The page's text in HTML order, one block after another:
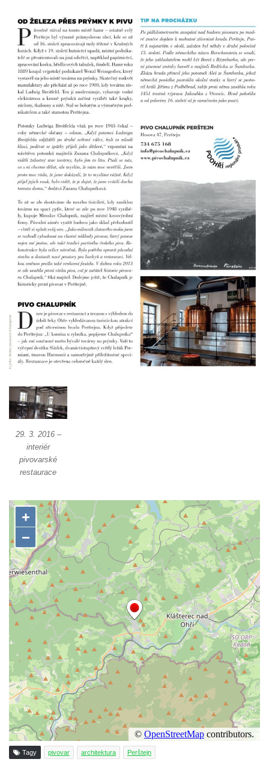
Dům čp. 167 v ulici Pod Hradem ve Sloupu
v Čechách
Dům čp. 149 v Alšově ulici v Novém Boru
Dům čp. 172 v Palackého ulici v Novém
Boru
Dům čp. 170 na Palackého náměstí v
Novém Boru
Dům čp. 183 na Palackého náměstí v
Novém Boru
Dům čp. 184 na Palackého náměstí v
Novém Boru
Dům čp. 215 v ulici Bratří Čapků v Novém
Boru
Dům čp. 211 v Tkalcovské ulici v Novém
Boru
Dům čp. 206 v Tkalcovské ulici v Novém
Dům čp. 139 ve Špálově ulici v Novém Boru
Dům čp. 132 ve Sloupské ulici v Novém
Boru
Dům čp. 129 ve Sloupské ulici v Novém
Dům čp. 109 v Kalinově ulici v Novém Boru
Dům čp. 107 v Kalinově ulici v Novém Boru
Dům čp. 46 v ulici T. G. Masaryka v Novém
Dům čp. 106 v Kalinově ulici v Novém Boru
Kittelův dům čp. 101 v Novém Boru
Hornický dům Sokolov
Dům kultury Ostrov
Venkovské usedlosti Nový Drahov
Fuchsova vila v Kraslicích
Katova ulička v Kadani
Kittelův dům v Krásné u Pěnčína
Fara u kostela svatého Josefa v Krásné u
Pěnčína
Altán v parku u školy v Teplicích nad Metují
Krakonošovy schody v Teplicích nad Metují
Kubečkova fara čp. 54 v Machovské Lhotě
Vila Landhaus čp. 1230/6 v ulici Pod
Doubravkou v Teplicích
29. 3. 2016 –
interiér
pivovarské
restaurace
Tagy pivovar architektura Perštejn